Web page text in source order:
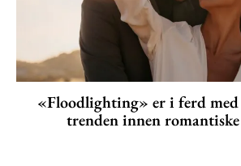
«Floodlighting» er i ferd med
trenden innen